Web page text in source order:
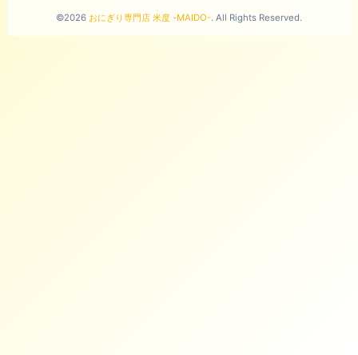
©2026 おにぎり専門店 米度 -MAIDO-. All Rights Reserved.